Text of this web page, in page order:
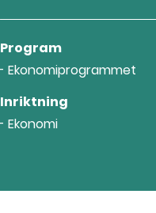
Program
Ekonomiprogrammet
Inriktning
Ekonomi